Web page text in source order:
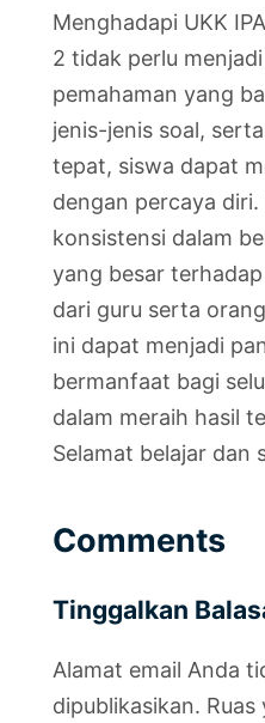
Menghadapi UKK
2 tidak perlu
pemahaman yang
jenis-jenis soal,
tepat, siswa dapat
dengan percaya diri.
konsistensi dalam
yang besar
dari guru serta
ini dapat menjadi
bermanfaat bagi
dalam meraih hasil
Selamat belajar dan
Comments
Tinggalkan
Alamat email Anda
dipublikasikan. Ruas